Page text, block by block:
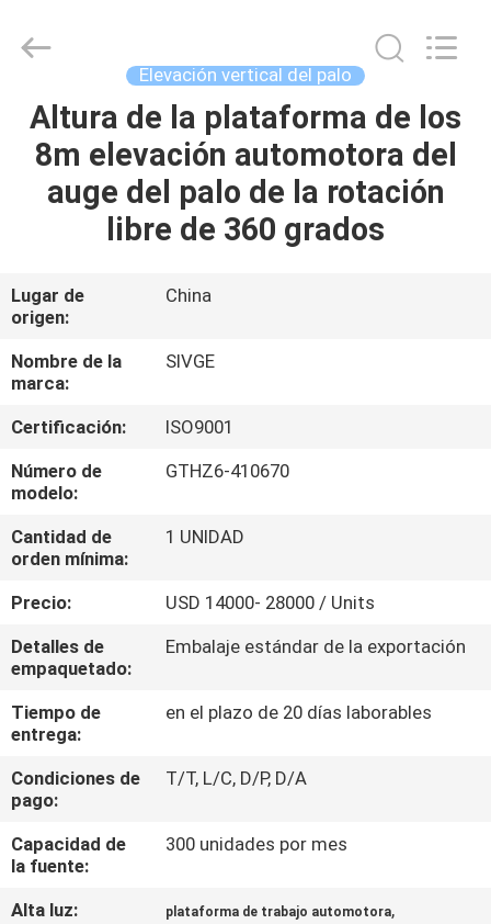
HOGAR
PRODUCTOS
SOBRE
NOSOTROS
VIAJE
DE
LA
FÁBRICA
CONTROL
DE
CALIDAD
EN
CONTACTO
CON
MACHINERY
Reserved.
Elevación vertical del palo
Altura de la plataforma de los
8m elevación automotora del
auge del palo de la rotación
libre de 360 grados
Lugar de
origen:
China
Nombre de la
marca:
SIVGE
Certificación:
ISO9001
Número de
modelo:
GTHZ6-410670
Cantidad de
orden mínima:
1 UNIDAD
Precio:
USD 14000- 28000 / Units
Detalles de
empaquetado:
Embalaje estándar de la exportación
Tiempo de
entrega:
en el plazo de 20 días laborables
Condiciones de
pago:
T/T, L/C, D/P, D/A
Capacidad de
la fuente:
300 unidades por mes
Alta luz: plataforma de trabajo automotora,